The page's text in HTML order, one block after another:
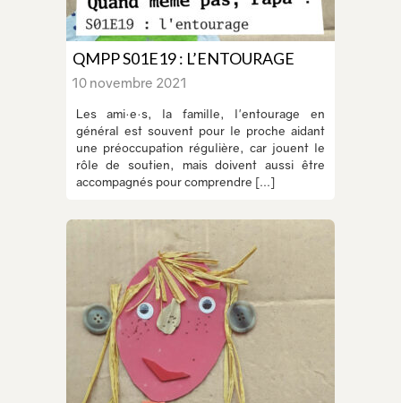
QMPP S01E19 : L’ENTOURAGE
10 novembre 2021
Les ami·e·s, la famille, l'entourage en
général est souvent pour le proche aidant
une préoccupation régulière, car jouent le
rôle de soutien, mais doivent aussi être
accompagnés pour comprendre [...]